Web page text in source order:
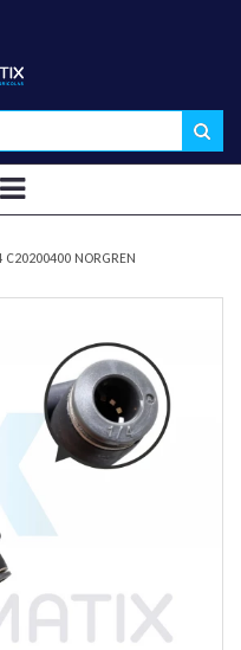
C20200400 NORGREN